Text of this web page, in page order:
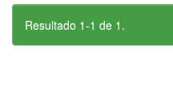
Resultado 1-1 de 1.